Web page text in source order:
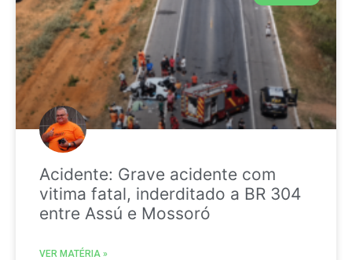
Acidente: Grave acidente com
vitima fatal, inderditado a BR 304
entre Assú e Mossoró
VER MATÉRIA »